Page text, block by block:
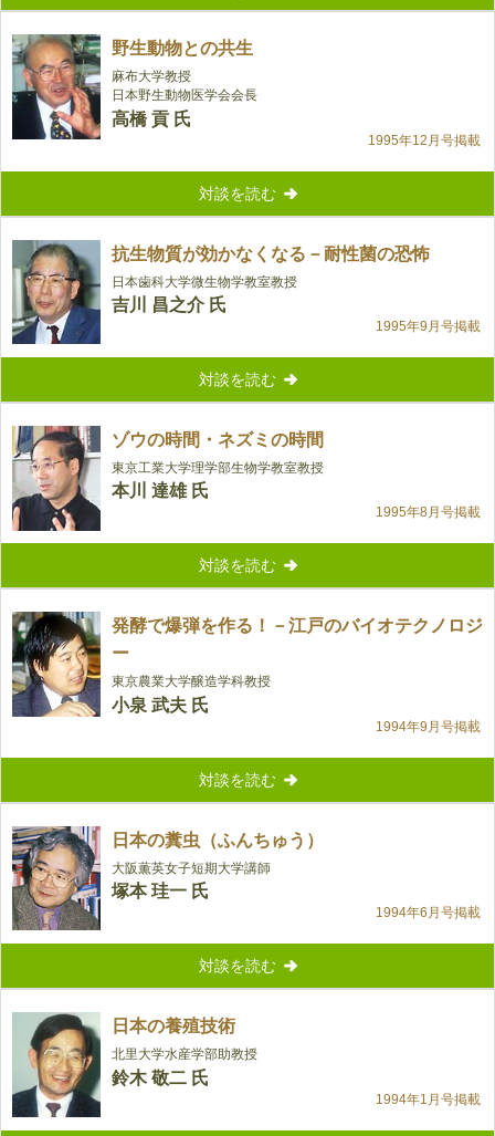
野生動物との共生
麻布大学教授
日本野生動物医学会会長
高橋 貢 氏
1995年12月号掲載
対談を読む
抗生物質が効かなくなる－耐性菌の恐怖
日本歯科大学微生物学教室教授
吉川 昌之介 氏
1995年9月号掲載
対談を読む
ゾウの時間・ネズミの時間
東京工業大学理学部生物学教室教授
本川 達雄 氏
1995年8月号掲載
対談を読む
発酵で爆弾を作る！－江戸のバイオテクノロジ
ー
東京農業大学醸造学科教授
小泉 武夫 氏
1994年9月号掲載
対談を読む
日本の糞虫（ふんちゅう）
大阪薫英女子短期大学講師
塚本 珪一 氏
1994年6月号掲載
対談を読む
日本の養殖技術
北里大学水産学部助教授
鈴木 敬二 氏
1994年1月号掲載